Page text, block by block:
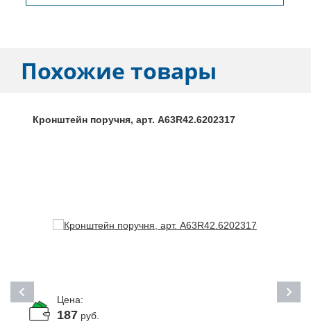
Похожие товары
Кронштейн поручня, арт. A63R42.6202317
Цена:
187руб.